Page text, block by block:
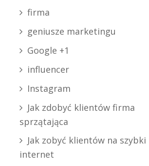
firma
geniusze marketingu
Google +1
influencer
Instagram
Jak zdobyć klientów firma
sprzątająca
Jak zobyć klientów na szybki
internet